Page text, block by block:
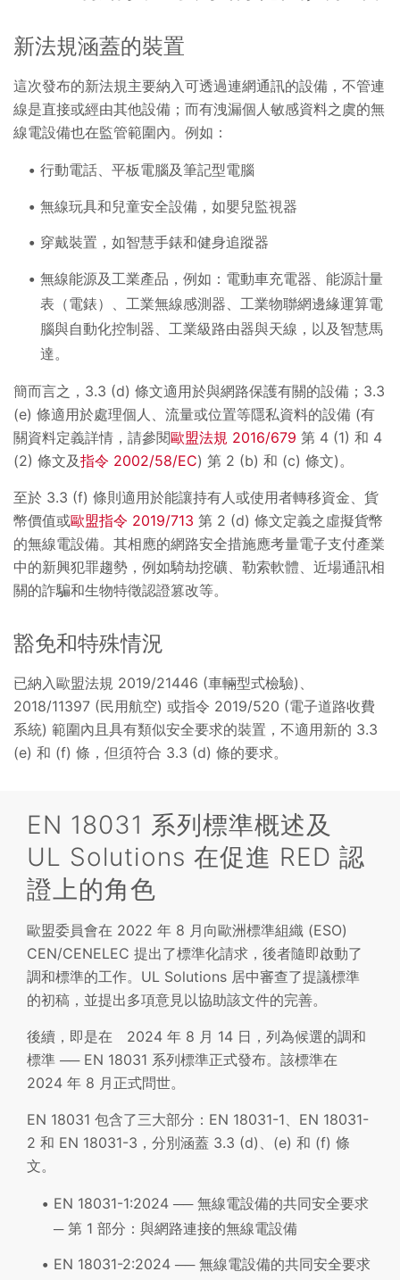
新法規涵蓋的裝置
這次發布的新法規主要納入可透過連網通訊的設備，不管連
線是直接或經由其他設備；而有洩漏個人敏感資料之虞的無
線電設備也在監管範圍內。例如：
行動電話、平板電腦及筆記型電腦
無線玩具和兒童安全設備，如嬰兒監視器
穿戴裝置，如智慧手錶和健身追蹤器
無線能源及工業產品，例如：電動車充電器、能源計量
表（電錶）、工業無線感測器、工業物聯網邊緣運算電
腦與自動化控制器、工業級路由器與天線，以及智慧馬
達。
簡而言之，3.3 (d) 條文適用於與網路保護有關的設備；3.3
(e) 條適用於處理個人、流量或位置等隱私資料的設備 (有
關資料定義詳情，請參閱歐盟法規 2016/679 第 4 (1) 和 4
(2) 條文及指令 2002/58/EC) 第 2 (b) 和 (c) 條文)。
至於 3.3 (f) 條則適用於能讓持有人或使用者轉移資金、貨
幣價值或歐盟指令 2019/713 第 2 (d) 條文定義之虛擬貨幣
的無線電設備。其相應的網路安全措施應考量電子支付產業
中的新興犯罪趨勢，例如騎劫挖礦、勒索軟體、近場通訊相
關的詐騙和生物特徵認證篡改等。
豁免和特殊情況
已納入歐盟法規 2019/21446 (車輛型式檢驗)、
2018/11397 (民用航空) 或指令 2019/520 (電子道路收費
系統) 範圍內且具有類似安全要求的裝置，不適用新的 3.3
(e) 和 (f) 條，但須符合 3.3 (d) 條的要求。
EN 18031 系列標準概述及
UL Solutions 在促進 RED 認
證上的角色
歐盟委員會在 2022 年 8 月向歐洲標準組織 (ESO)
CEN/CENELEC 提出了標準化請求，後者隨即啟動了
調和標準的工作。UL Solutions 居中審查了提議標準
的初稿，並提出多項意見以協助該文件的完善。
後續，即是在 2024 年 8 月 14 日，列為候選的調和
標準 ── EN 18031 系列標準正式發布。該標準在
2024 年 8 月正式問世。
EN 18031 包含了三大部分：EN 18031-1、EN 18031-
2 和 EN 18031-3，分別涵蓋 3.3 (d)、(e) 和 (f) 條
文。
EN 18031-1:2024 ── 無線電設備的共同安全要求
─ 第 1 部分：與網路連接的無線電設備
EN 18031-2:2024 ── 無線電設備的共同安全要求